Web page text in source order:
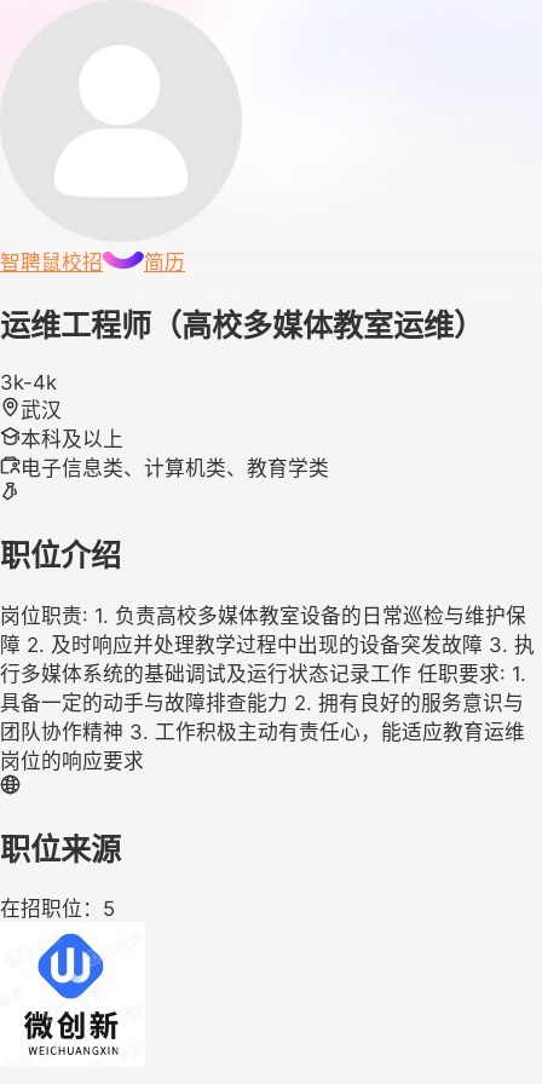
智聘鼠校招 简历
运维工程师（高校多媒体教室运维）
3k-4k
武汉
本科及以上
电子信息类、计算机类、教育学类
职位介绍
岗位职责: 1. 负责高校多媒体教室设备的日常巡检与维护保
障 2. 及时响应并处理教学过程中出现的设备突发故障 3. 执
行多媒体系统的基础调试及运行状态记录工作 任职要求: 1.
具备一定的动手与故障排查能力 2. 拥有良好的服务意识与
团队协作精神 3. 工作积极主动有责任心，能适应教育运维
岗位的响应要求
职位来源
在招职位：5